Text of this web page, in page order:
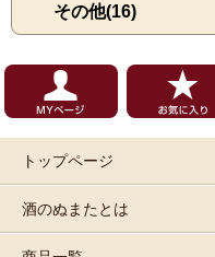
その他(16)
トップページ
酒のぬまたとは